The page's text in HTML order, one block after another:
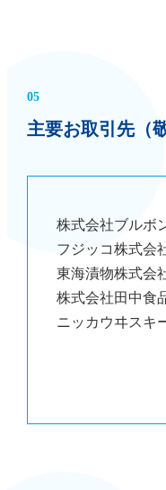
05
主要お取引先（
株式会社ブルボ
フジッコ株式会
東海漬物株式会
株式会社田中食
ニッカウヰスキ